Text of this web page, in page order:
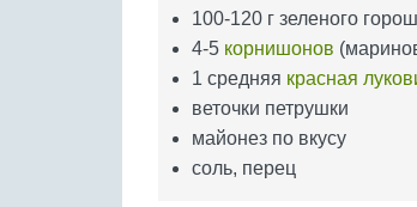
100-120 г зеленого
4-5 корнишонов
1 средняя красная
веточки петрушки
майонез по вкусу
соль, перец